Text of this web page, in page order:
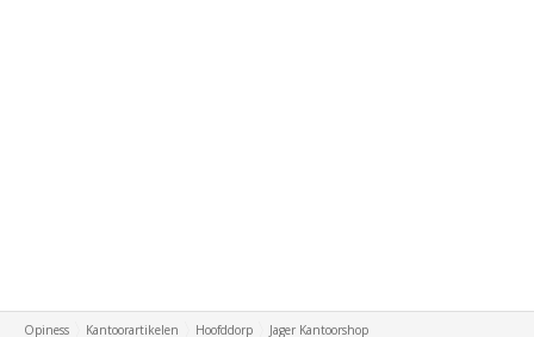
Opiness Kantoorartikelen Hoofddorp Jager Kantoorshop